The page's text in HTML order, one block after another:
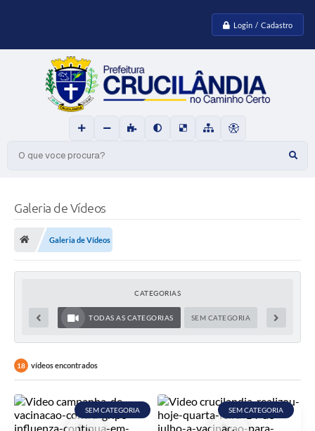
Login / Cadastro
O que voce procura?
Galeria de Vídeos
Galeria de Vídeos
CATEGORIAS
TODAS AS CATEGORIAS SEM CATEGORIA
18 vídeos encontrados
SEM CATEGORIA SEM CATEGORIA